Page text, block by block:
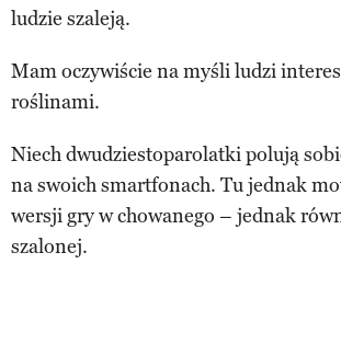
ludzie szaleją.
Mam oczywiście na myśli ludzi
roślinami.
Niech dwudziestoparolatki polują
na swoich smartfonach. Tu jednak
wersji gry w chowanego – jednak
szalonej.